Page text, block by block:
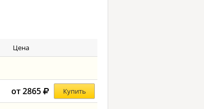
Цена
от 2865 Купить